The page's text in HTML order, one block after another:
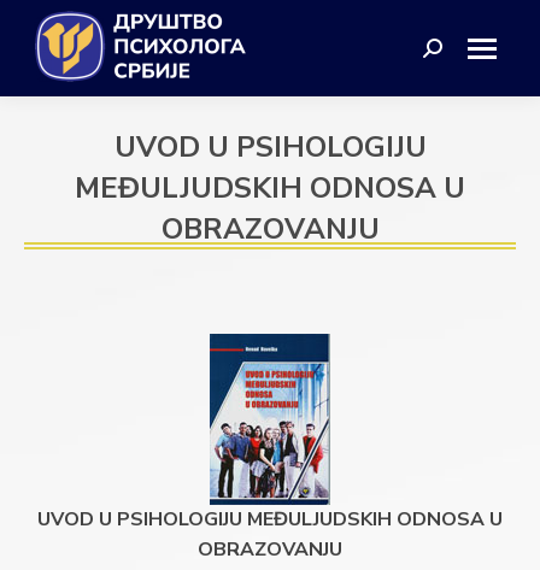
Search:
UVOD U PSIHOLOGIJU
MEĐULJUDSKIH ODNOSA U
OBRAZOVANJU
UVOD U PSIHOLOGIJU MEĐULJUDSKIH ODNOSA U
OBRAZOVANJU